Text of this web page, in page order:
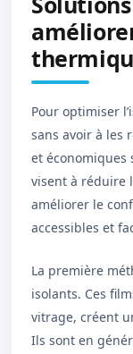
Pour optimiser
sans avoir à les
et économiques
visent à réduire
améliorer le
accessibles et
La première
isolants. Ces
vitrage, créent
Ils sont en